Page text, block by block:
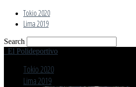
Tokio 2020
Lima 2019
Search
El Polideportivo
Tokio 2020
Lima 2019